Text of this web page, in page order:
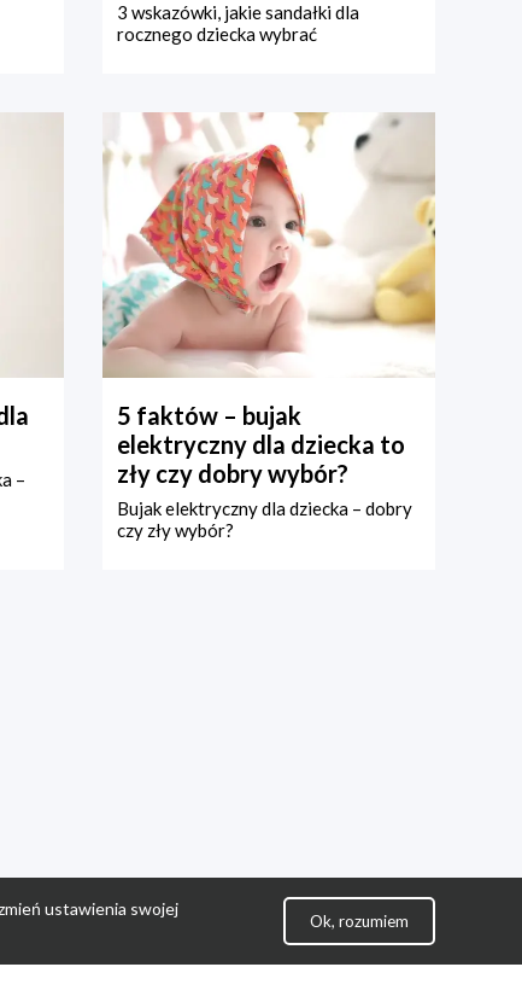
3 wskazówki, jakie sandałki dla
rocznego dziecka wybrać
–
5 faktów – bujak
elektryczny dla dziecka to
zły czy dobry wybór?
Bujak elektryczny dla dziecka – dobry
czy zły wybór?
ustawienia swojej
Ok, rozumiem